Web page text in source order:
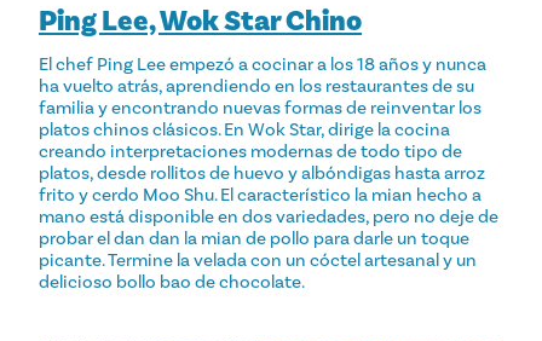
Ping Lee, Wok Star Chino
El chef Ping Lee empezó a cocinar a los 18 años y nunca
ha vuelto atrás, aprendiendo en los restaurantes de su
familia y encontrando nuevas formas de reinventar los
platos chinos clásicos. En Wok Star, dirige la cocina
creando interpretaciones modernas de todo tipo de
platos, desde rollitos de huevo y albóndigas hasta arroz
frito y cerdo Moo Shu. El característico la mian hecho a
mano está disponible en dos variedades, pero no deje de
probar el dan dan la mian de pollo para darle un toque
picante. Termine la velada con un cóctel artesanal y un
delicioso bollo bao de chocolate.